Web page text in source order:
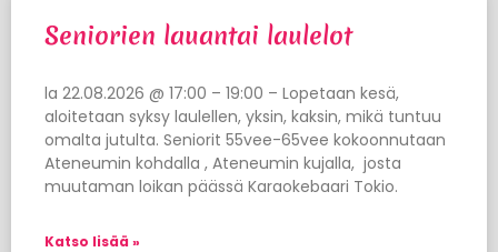
Seniorien lauantai laulelot
la 22.08.2026 @ 17:00 – 19:00 – Lopetaan kesä,
aloitetaan syksy laulellen, yksin, kaksin, mikä tuntuu
omalta jutulta. Seniorit 55vee-65vee kokoonnutaan
Ateneumin kohdalla , Ateneumin kujalla, josta
muutaman loikan päässä Karaokebaari Tokio.
Katso lisää »